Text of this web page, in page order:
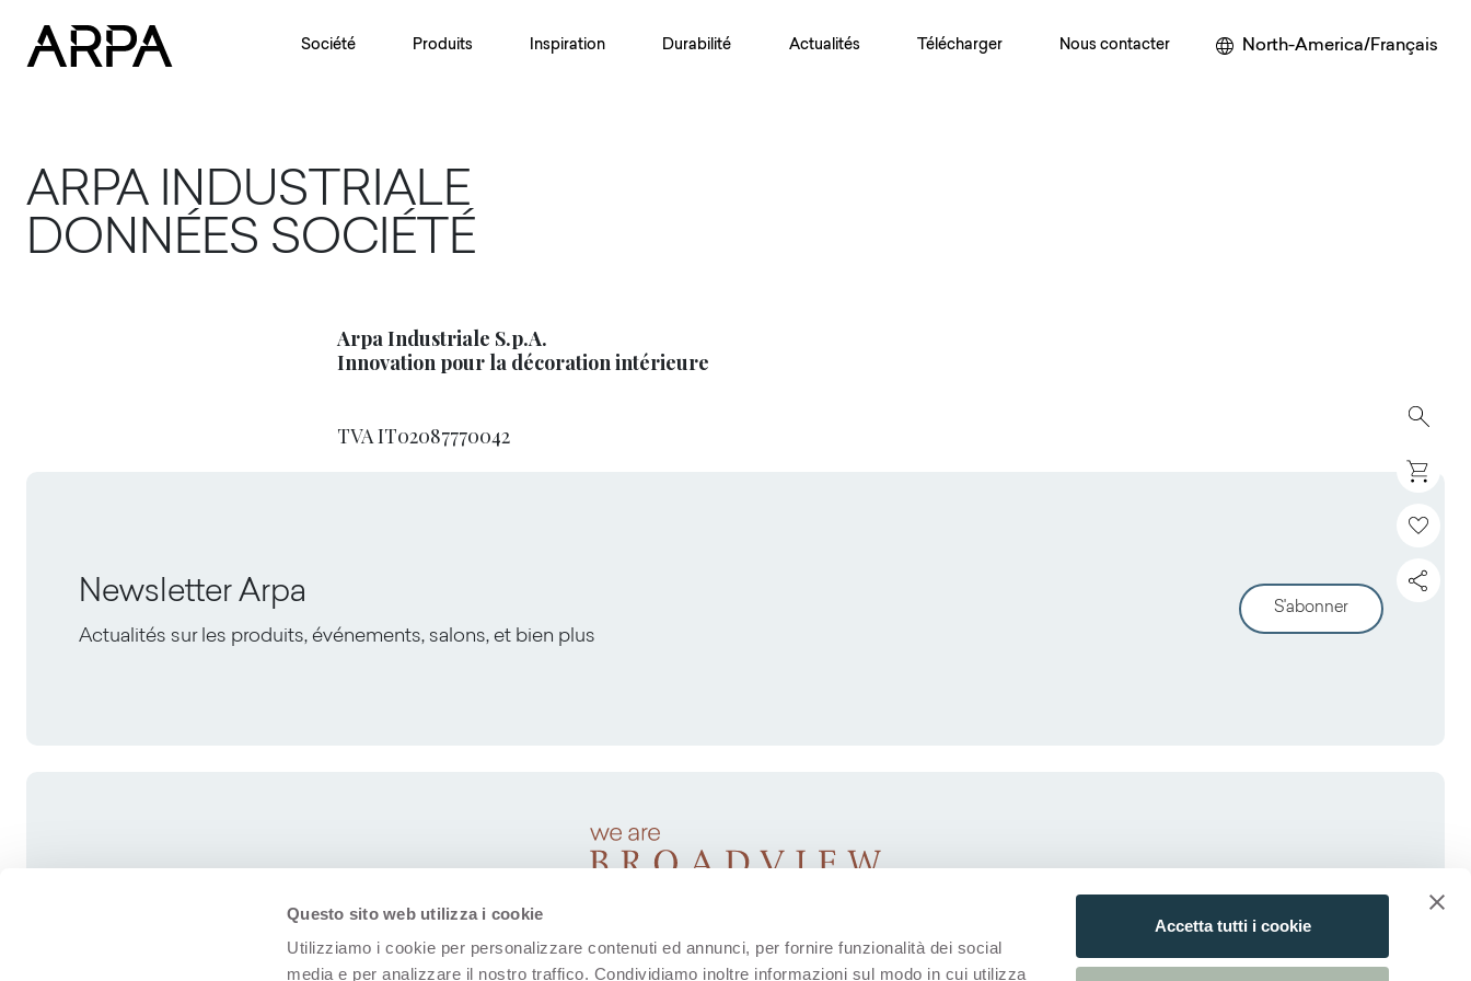
Questo sito web utilizza i cookie
Utilizziamo i cookie per personalizzare contenuti ed annunci, per fornire funzionalità dei social
media e per analizzare il nostro traffico. Condividiamo inoltre informazioni sul modo in cui utilizza
Accetta tutti i cookie
Société Produits Inspiration Durabilité Actualités Télécharger Nous contacter North-America/Français
ARPA INDUSTRIALE
DONNÉES SOCIÉTÉ
Arpa Industriale S.p.A.
Innovation pour la décoration intérieure
TVA IT02087770042
Newsletter Arpa
Actualités sur les produits, événements, salons, et bien plus
S'abonner